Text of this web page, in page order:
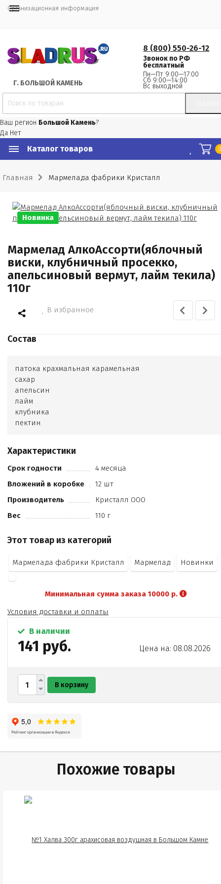
Организационная информация
Г. БОЛЬШОЙ КАМЕНЬ
8 (800) 550-26-12
Звонок по РФ
бесплатный
Пн—Пт 9:00—17:00
Сб 9:00—14:00
Вс выходной
Ваш регион Большой Камень?
Да Нет
Каталог товаров
Главная Мармелада фабрики Кристалл
Новинка
Мармелад АлкоАссорти(яблочный
виски, клубничный просекко,
апельсиновый вермут, лайм текила)
110г
В избранное
Состав
патока крахмальная карамельная
сахар
апельсин
лайм
клубника
пектин
вермут
вино игристое
текила
ароматизатор натуральный
Характеристики
Срок годности
4 месяца
Вложений в коробке
12 шт
Производитель
Кристалл ООО
Вес
110 г
Этот товар из категорий
Мармелада фабрики Кристалл Мармелад Новинки
Минимальная сумма заказа 10000 р.
Условия доставки и оплаты
В наличии
141 руб. Цена на: 08.08.2026
В корзину
Похожие товары